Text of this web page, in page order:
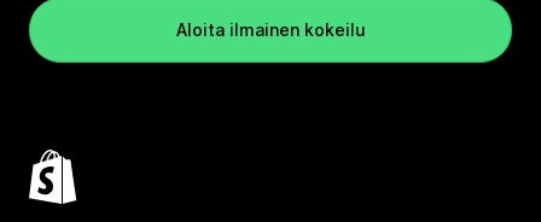
Aloita ilmainen kokeilu